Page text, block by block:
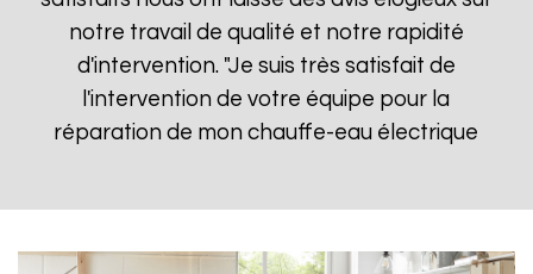
notre travail de qualité et notre rapidité
d'intervention. "Je suis très satisfait de
l'intervention de votre équipe pour la
réparation de mon chauffe-eau électrique